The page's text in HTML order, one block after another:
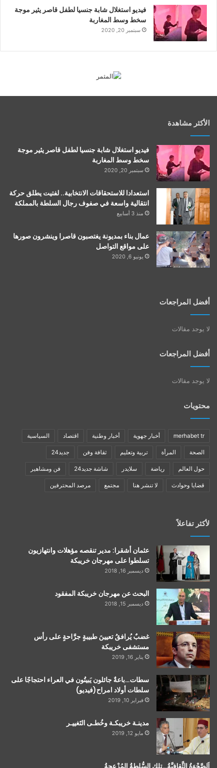
فيديو استغلال شابة جنسيا لطفل قاصر يثير موجة
سخط وسط المغاربة
سبتمبر 20, 2020
الأكثر مشاهدة
فيديو استغلال شابة جنسيا لطفل قاصر يثير موجة
سخط وسط المغاربة
سبتمبر 20, 2020
استعدادا للاستحقاقات الانتخابية.. لفتيت يطلق حركة
انتقالية واسعة في صفوف رجال السلطة بالمملكة
منذ 3 أسابيع
عمال بناء بمديونة يغتصبون قاصرا وينشرون صورها
على مواقع التواصل
يونيو 6, 2020
أفضل المراجعات
لا يوجد مقالات
أفضل المراجعات
لا يوجد مقالات
محتويات
merhabet tr أخبار جهوية أخبار وطنية اقتصاد السياسية
الصحة المرأة تربية وتعليم ثقافة وفن جديد24
حول العالم رياضة سلايدر شاشة جديد24 فن ومشاهير
قضايا وحوادث لا تنشر هنا مجتمع مرصد المحترفين
لأكثر تفاعلاً
عثمان أشقرا: مدير تنقصه مؤهلات وانتهازيون
تسلطوا على مهرجان خريبكة
ديسمبر 16, 2018
البحث عن مهرجان خريبكة المفقود
ديسمبر 15, 2018
غضبٌ يُرافقُ تعيينَ طبيبةٍ جرَّاحةٍ على رأس
مستشفى خريبكة
يناير 16, 2019
سطات…باعةٌ جائلون يَبيتُون في العراء احتجاجًا على
سلطات أولاد امراح(فيديو)
فبراير 10, 2019
مدينـة خريبكـة وخُطـى التَغييـر
مايو 12, 2019
اَلصَّحْوَةُ الثَّقافيَّةُ…تلك السُّلطةُ المُزْعجةُ